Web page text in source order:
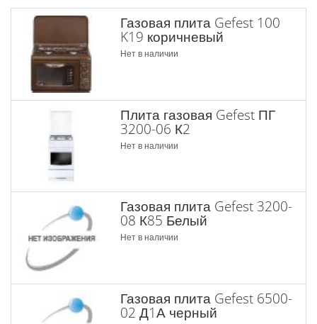
Газовая плита Gefest 100
K19 коричневый
Нет в наличии
Плита газовая Gefest ПГ
3200-06 К2
Нет в наличии
Газовая плита Gefest 3200-
08 К85 Белый
Нет в наличии
Газовая плита Gefest 6500-
02 Д1А черный